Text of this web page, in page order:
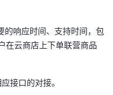
的响应时间、支持时间，包
在云商店上下单联营商品
接口的对接。